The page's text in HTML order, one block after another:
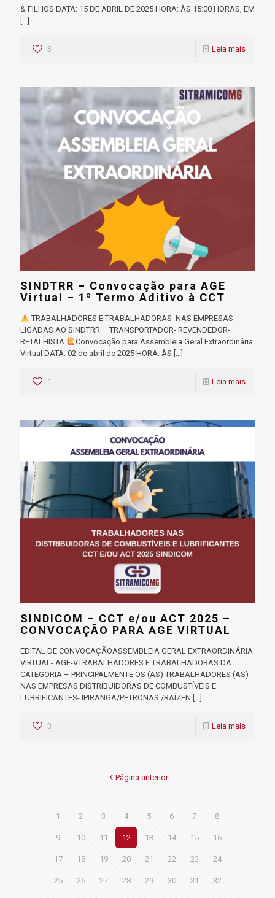
& FILHOS DATA: 15 DE ABRIL DE 2025 HORA: ÀS 15:00 HORAS, EM
[…]
3 Leia mais
SINDTRR – Convocação para AGE
Virtual – 1º Termo Aditivo à CCT
TRABALHADORES E TRABALHADORAS NAS EMPRESAS
LIGADAS AO SINDTRR – TRANSPORTADOR- REVENDEDOR-
RETALHISTA
‍Convocação para Assembleia Geral Extraordinária
Virtual DATA: 02 de abril de 2025 HORA: ÀS […]
1 Leia mais
SINDICOM – CCT e/ou ACT 2025 –
CONVOCAÇÃO PARA AGE VIRTUAL
EDITAL DE CONVOCAÇÃOASSEMBLEIA GERAL EXTRAORDINÁRIA
VIRTUAL- AGE-VTRABALHADORES E TRABALHADORAS DA
CATEGORIA – PRINCIPALMENTE OS (AS) TRABALHADORES (AS)
NAS EMPRESAS DISTRIBUIDORAS DE COMBUSTÍVEIS E
LUBRIFICANTES- IPIRANGA/PETRONAS /RAÍZEN
3 Leia mais
Página anterior
1 2 3 4 5 6 7 8
9 10 11 12 13 14 15 16
17 18 19 20 21 22 23 24
25 26 27 28 29 30 31 32